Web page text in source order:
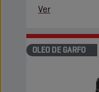
Ver
OLEO DE GARFO